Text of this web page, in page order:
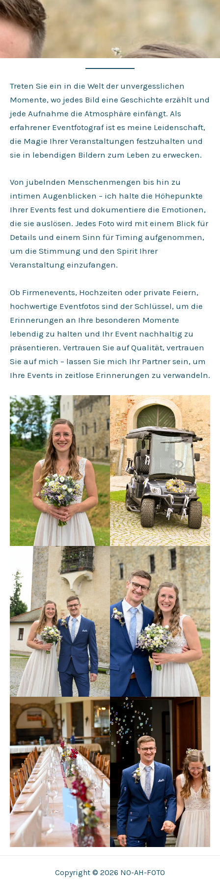
Treten Sie ein in die Welt der unvergesslichen
Momente, wo jedes Bild eine Geschichte erzählt und
jede Aufnahme die Atmosphäre einfängt. Als
erfahrener Eventfotograf ist es meine Leidenschaft,
die Magie Ihrer Veranstaltungen festzuhalten und
sie in lebendigen Bildern zum Leben zu erwecken.
Von jubelnden Menschenmengen bis hin zu
intimen Augenblicken – ich halte die Höhepunkte
Ihrer Events fest und dokumentiere die Emotionen,
die sie auslösen. Jedes Foto wird mit einem Blick für
Details und einem Sinn für Timing aufgenommen,
um die Stimmung und den Spirit Ihrer
Veranstaltung einzufangen.
Ob Firmenevents, Hochzeiten oder private Feiern,
hochwertige Eventfotos sind der Schlüssel, um die
Erinnerungen an Ihre besonderen Momente
lebendig zu halten und Ihr Event nachhaltig zu
präsentieren. Vertrauen Sie auf Qualität, vertrauen
Sie auf mich – lassen Sie mich Ihr Partner sein, um
Ihre Events in zeitlose Erinnerungen zu verwandeln.
Copyright © 2026 NO-AH-FOTO